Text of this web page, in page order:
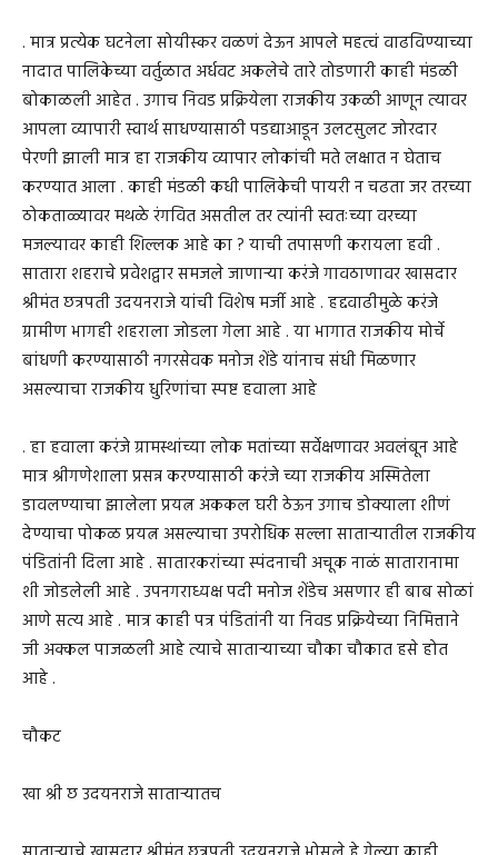
. मात्र प्रत्येक घटनेला सोयीस्कर वळणं देऊन आपले महत्वं वाढविण्याच्या
नादात पालिकेच्या वर्तुळात अर्धवट अकलेचे तारे तोडणारी काही मंडळी
बोकाळली आहेत . उगाच निवड प्रक्रियेला राजकीय उकळी आणून त्यावर
आपला व्यापारी स्वार्थ साधण्यासाठी पडद्याआडून उलटसुलट जोरदार
पेरणी झाली मात्र हा राजकीय व्यापार लोकांची मते लक्षात न घेताच
करण्यात आला . काही मंडळी कधी पालिकेची पायरी न चढता जर तरच्या
ठोकताळ्यावर मथळे रंगवित असतील तर त्यांनी स्वतःच्या वरच्या
मजल्यावर काही शिल्लक आहे का ? याची तपासणी करायला हवी .
सातारा शहराचे प्रवेशद्वार समजले जाणाऱ्या करंजे गावठाणावर खासदार
श्रीमंत छत्रपती उदयनराजे यांची विशेष मर्जी आहे . हद्दवाढीमुळे करंजे
ग्रामीण भागही शहराला जोडला गेला आहे . या भागात राजकीय मोर्चे
बांधणी करण्यासाठी नगरसेवक मनोज शेंडे यांनाच संधी मिळणार
असल्याचा राजकीय धुरिणांचा स्पष्ट हवाला आहे
. हा हवाला करंजे ग्रामस्थांच्या लोक मतांच्या सर्वेक्षणावर अवलंबून आहे
मात्र श्रीगणेशाला प्रसन्न करण्यासाठी करंजे च्या राजकीय अस्मितेला
डावलण्याचा झालेला प्रयत्न अककल घरी ठेऊन उगाच डोक्याला शीणं
देण्याचा पोकळ प्रयत्न असल्याचा उपरोधिक सल्ला साताऱ्यातील राजकीय
पंडितांनी दिला आहे . सातारकरांच्या स्पंदनाची अचूक नाळं सातारानामा
शी जोडलेली आहे . उपनगराध्यक्ष पदी मनोज शेंडेच असणार ही बाब सोळां
आणे सत्य आहे . मात्र काही पत्र पंडितांनी या निवड प्रक्रियेच्या निमित्ताने
जी अक्कल पाजळली आहे त्याचे साताऱ्याच्या चौका चौकात हसे होत
आहे .
चौकट
खा श्री छ उदयनराजे साताऱ्यातच